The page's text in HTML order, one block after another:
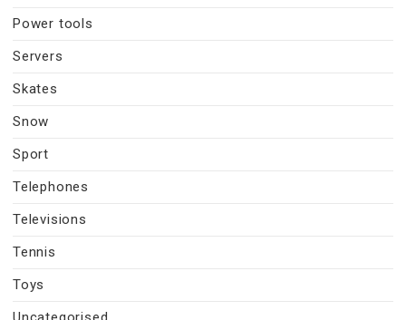
Power tools
Servers
Skates
Snow
Sport
Telephones
Televisions
Tennis
Toys